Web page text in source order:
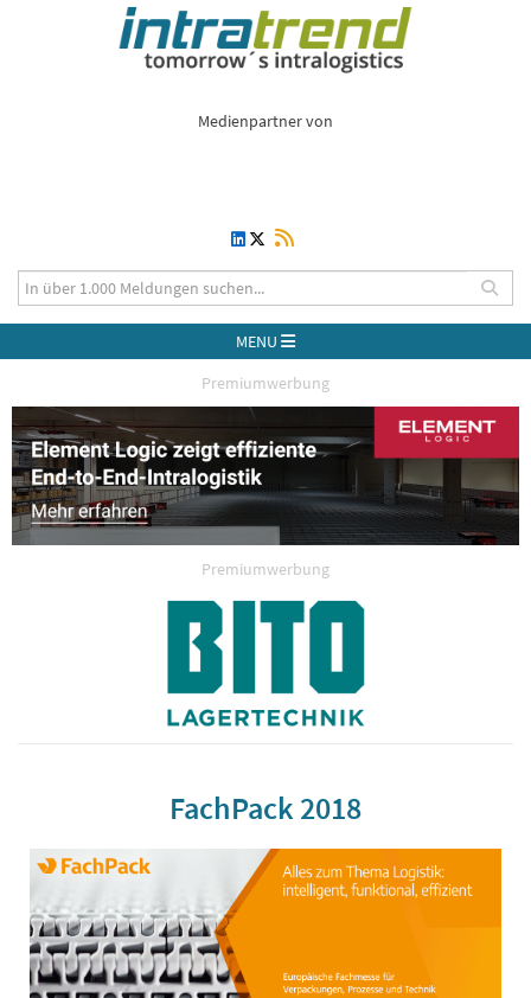
Medienpartner von
MENU
Premiumwerbung
Premiumwerbung
FachPack 2018